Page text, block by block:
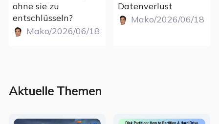
ohne sie zu
entschlüsseln?
Mako/2026/06/18
Datenverlust
Mako/2026/06/18
Aktuelle Themen